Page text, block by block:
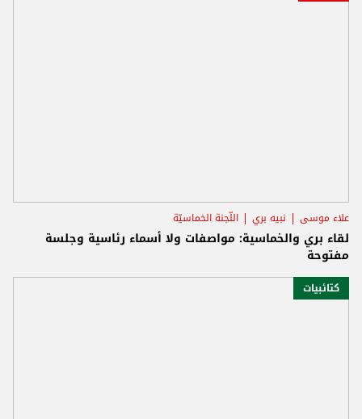
علاء موسى نبيه بري اللّجنة الخماسيّة
لقاء بري والخماسية: مواصفات ولا أسماء رئاسية وجلسة
مفتوحة
كتائبيات